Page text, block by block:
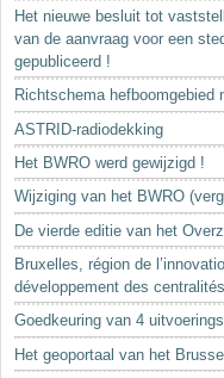
Stedenbouwkundige
Het nieuwe besluit tot
van de aanvraag voor een
gepubliceerd !
Richtschema hefboomgebied
ASTRID-radiodekking
Het BWRO werd gewijzigd !
Wijziging van het BWRO
De vierde editie van het
Bruxelles, région de
développement des
Goedkeuring van 4
Het geoportaal van het